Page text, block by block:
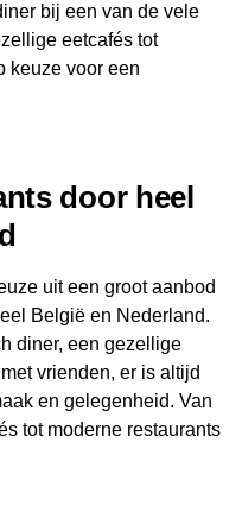
bij een van de vele
eetcafés tot
keuze voor een
die past bij de
Diner Cadeaubon niet
moment om
door heel
uit een groot aanbod
België en Nederland.
diner, een gezellige
vrienden, er is altijd
en gelegenheid. Van
tot moderne restaurants
ieder wat wils.